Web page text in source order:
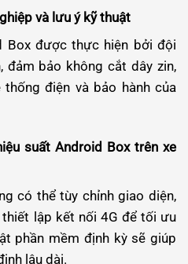
và lưu ý kỹ thuật
Box được thực hiện bởi đội
đảm bảo không cắt dây zin,
điện và bảo hành của
suất Android Box trên xe
có thể tùy chỉnh giao diện,
lập kết nối 4G để tối ưu
phần mềm định kỳ sẽ giúp
lâu dài.